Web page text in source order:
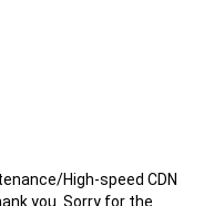
High-speed CDN
you. Sorry for the